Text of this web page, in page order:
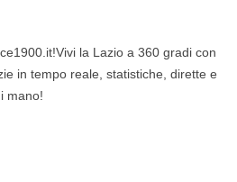
la Lazio a 360 gradi con
in tempo reale, statistiche, dirette e
mano!